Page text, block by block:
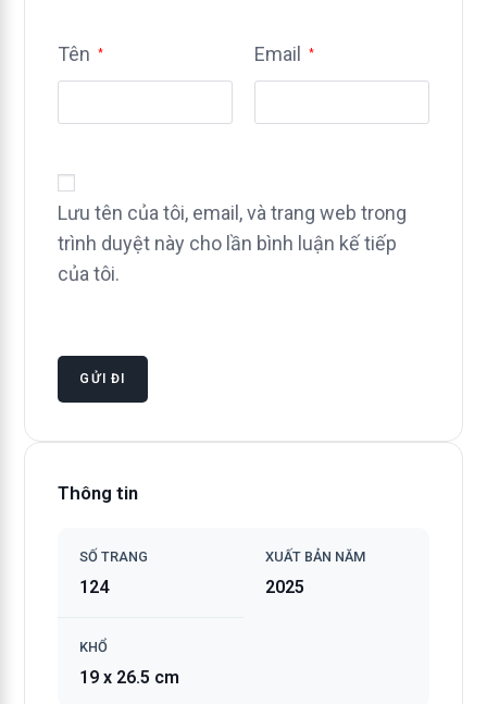
Tên * Email *
Lưu tên của tôi, email, và trang web trong
trình duyệt này cho lần bình luận kế tiếp
của tôi.
Thông tin
SỐ TRANG
124
XUẤT BẢN NĂM
2025
KHỔ
19 x 26.5 cm